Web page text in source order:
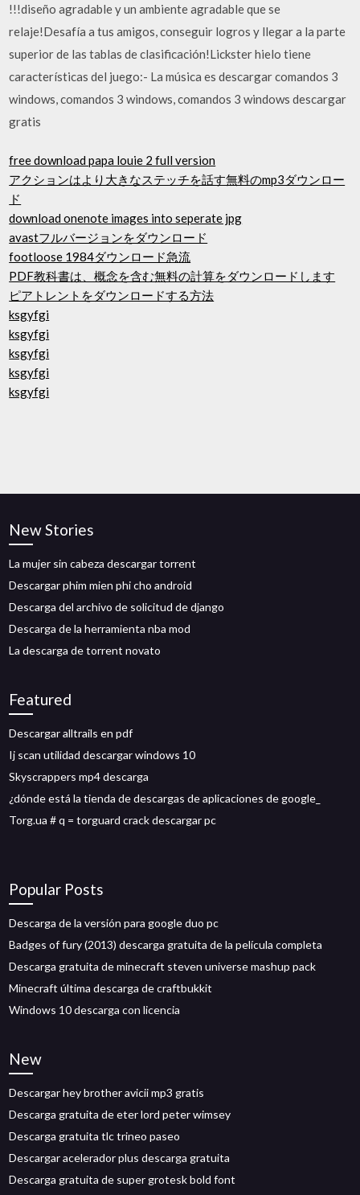
!!!diseño agradable y un ambiente agradable que se
relaje!Desafía a tus amigos, conseguir logros y llegar a la parte
superior de las tablas de clasificación!Lickster hielo tiene
características del juego:- La música es descargar comandos 3
windows, comandos 3 windows, comandos 3 windows descargar
gratis
free download papa louie 2 full version
アクションはより大きなステッチを話す無料のmp3ダウンロー
ド
download onenote images into seperate jpg
avastフルバージョンをダウンロード
footloose 1984ダウンロード急流
PDF教科書は、概念を含む無料の計算をダウンロードします
ピアトレントをダウンロードする方法
ksgyfgi
ksgyfgi
ksgyfgi
ksgyfgi
ksgyfgi
New Stories
La mujer sin cabeza descargar torrent
Descargar phim mien phi cho android
Descarga del archivo de solicitud de django
Descarga de la herramienta nba mod
La descarga de torrent novato
Featured
Descargar alltrails en pdf
Ij scan utilidad descargar windows 10
Skyscrappers mp4 descarga
¿dónde está la tienda de descargas de aplicaciones de google_
Torg.ua # q = torguard crack descargar pc
Popular Posts
Descarga de la versión para google duo pc
Badges of fury (2013) descarga gratuita de la película completa
Descarga gratuita de minecraft steven universe mashup pack
Minecraft última descarga de craftbukkit
Windows 10 descarga con licencia
New
Descargar hey brother avicii mp3 gratis
Descarga gratuita de eter lord peter wimsey
Descarga gratuita tlc trineo paseo
Descargar acelerador plus descarga gratuita
Descarga gratuita de super grotesk bold font